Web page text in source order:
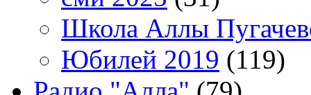
Школа Аллы
Юбилей 2019 (119)